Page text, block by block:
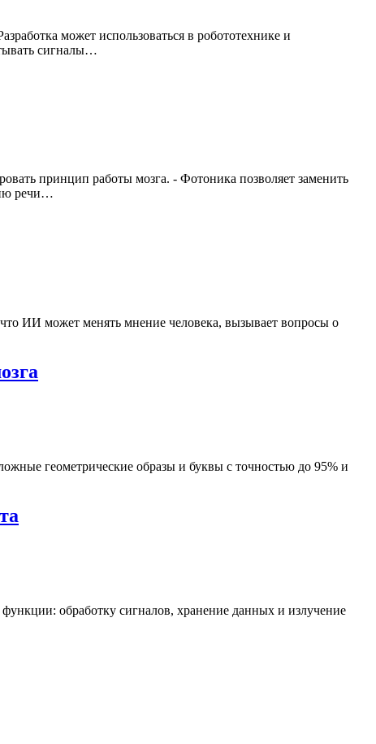
может использоваться в робототехнике и
сигналы…
принцип работы мозга. - Фотоника позволяет заменить
речи…
ИИ может менять мнение человека, вызывает вопросы о
геометрические образы и буквы с точностью до 95% и
обработку сигналов, хранение данных и излучение